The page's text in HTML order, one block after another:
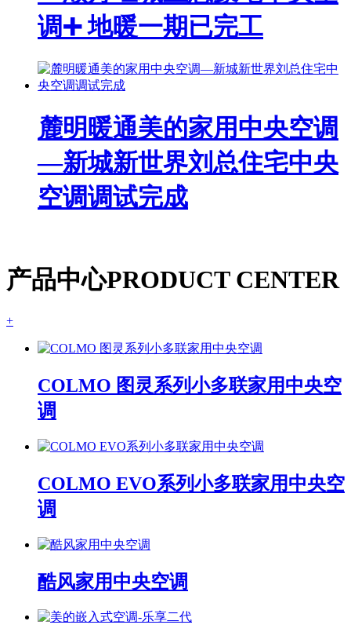
调➕ 地暖一期已完工
麓明暖通美的家用中央空调
—新城新世界刘总住宅中央
空调调试完成
产品中心PRODUCT CENTER
+
COLMO 图灵系列小多联家用中央空
调
COLMO EVO系列小多联家用中央空
调
酷风家用中央空调